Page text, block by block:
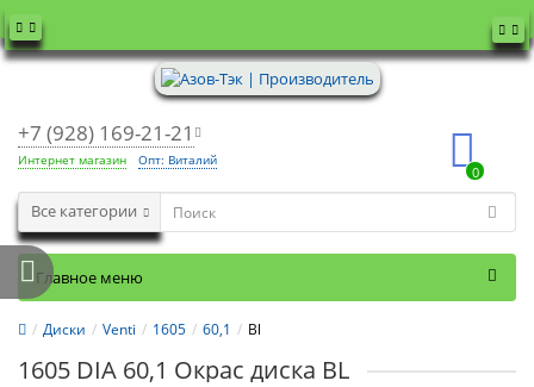
+7 (928) 169-21-21
Интернет магазин Опт: Виталий
0
Все категории
Главное меню
Диски Venti 1605 60,1 Bl
1605 DIA 60,1 Окрас диска BL